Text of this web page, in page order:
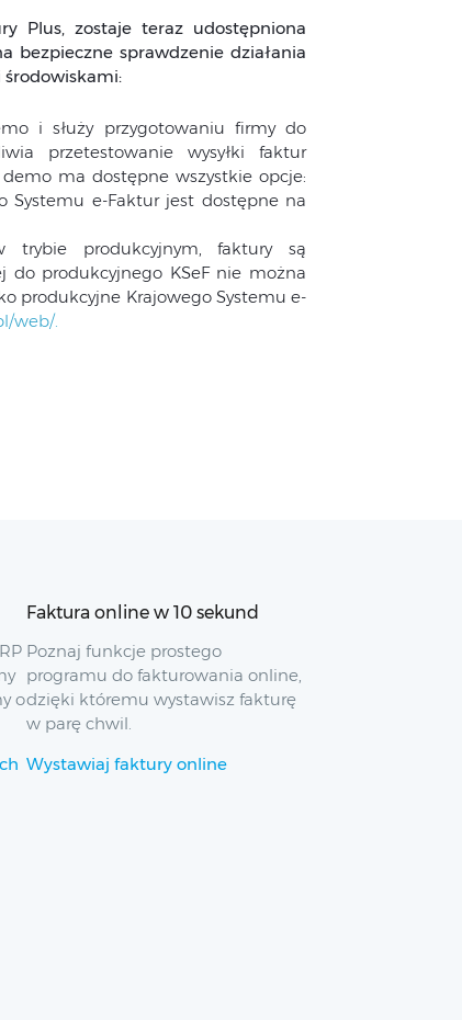
Plus, zostaje teraz udostępniona
bezpieczne sprawdzenie działania
i służy przygotowaniu firmy do
przetestowanie wysyłki faktur
demo ma dostępne wszystkie opcje:
Systemu e-Faktur jest dostępne na
produkcyjnym, faktury są
do produkcyjnego KSeF nie można
produkcyjne Krajowego Systemu e-
web/.
o
Faktura online w 10 sekund
Poznaj funkcje prostego
programu do fakturowania online,
dzięki któremu wystawisz fakturę
w parę chwil.
Wystawiaj faktury online